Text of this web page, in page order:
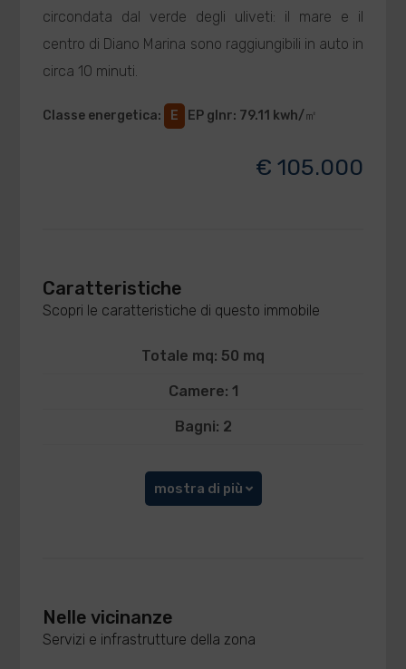
circondata dal verde degli uliveti: il mare e il
centro di Diano Marina sono raggiungibili in auto in
circa 10 minuti.
Classe energetica: E EP glnr: 79.11 kwh/㎡
€ 105.000
Caratteristiche
Scopri le caratteristiche di questo immobile
Totale mq: 50 mq
Camere: 1
Bagni: 2
mostra di più
Nelle vicinanze
Servizi e infrastrutture della zona